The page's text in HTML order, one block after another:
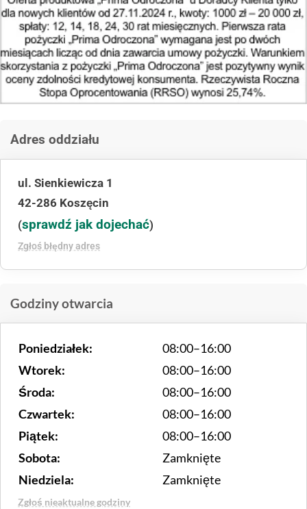
Adres oddziału
ul. Sienkiewicza 1
42-286 Koszęcin
(sprawdź jak dojechać)
Zgłoś błędny adres
Godziny otwarcia
Poniedziałek:
08:00–16:00
Wtorek:
08:00–16:00
Środa:
08:00–16:00
Czwartek:
08:00–16:00
Piątek:
08:00–16:00
Sobota:
Zamknięte
Niedziela:
Zamknięte
Zgłoś nieaktualne godziny